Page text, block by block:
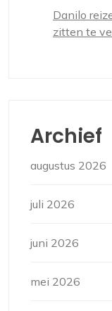
Danilo
zitten te
Archief
augustus 2026
juli 2026
juni 2026
mei 2026